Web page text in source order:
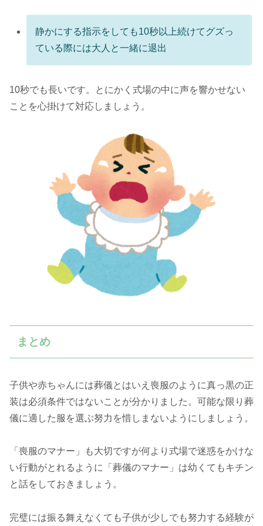
静かにする指示をしても10秒以上続けてグズっ
ている際には大人と一緒に退出
10秒でも長いです。とにかく式場の中に声を響かせない
ことを心掛けて対応しましょう。
まとめ
子供や赤ちゃんには葬儀とはいえ喪服のように真っ黒の正
装は必須条件ではないことが分かりました。可能な限り葬
儀に適した服を選ぶ努力を惜しまないようにしましょう。
「喪服のマナー」も大切ですが何より式場で迷惑をかけな
い行動がとれるように「葬儀のマナー」は幼くてもキチン
と話をしておきましょう。
完璧には振る舞えなくても子供が少しでも努力する経験が